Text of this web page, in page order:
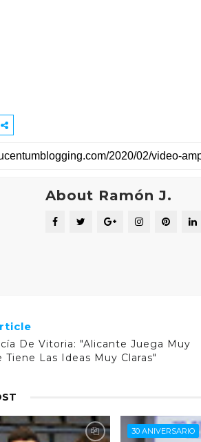
About Ramón J.
De Vitoria: "Alicante Juega Muy
Tiene Las Ideas Muy Claras"
30 ANIVERSARIO